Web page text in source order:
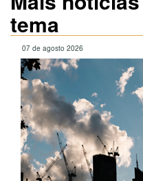
tema
07 de agosto 2026